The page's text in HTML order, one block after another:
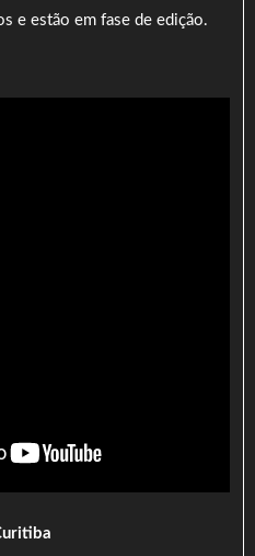
e estão em fase de edição.